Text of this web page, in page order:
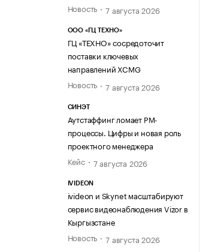
Новость
7 августа 2026
ООО «ГЦ ТЕХНО»
ГЦ «ТЕХНО» сосредоточит
поставки ключевых
направлений XCMG
Новость
7 августа 2026
СИНЭТ
Аутстаффинг ломает PM-
процессы. Цифры и новая роль
проектного менеджера
Кейс
7 августа 2026
IVIDEON
ivideon и Skynet масштабируют
сервис видеонаблюдения Vizor в
Кыргызстане
Новость
7 августа 2026